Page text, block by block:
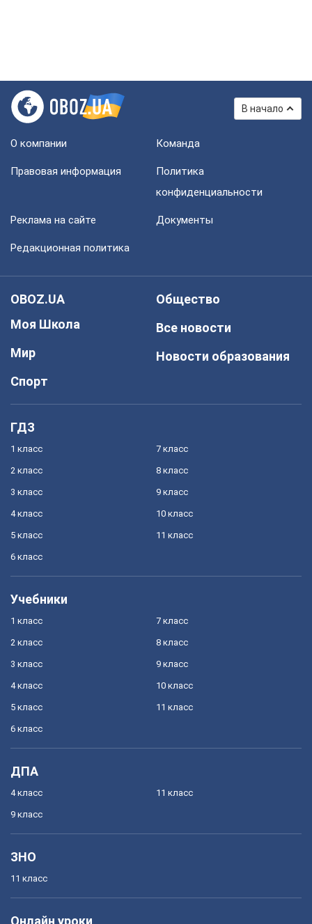
В начало
О компании Команда
Правовая информация
Политика
конфиденциальности
Реклама на сайте Документы
Редакционная политика
OBOZ.UA
Моя Школа
Мир
Спорт
Общество
Все новости
Новости образования
ГДЗ
1 класс
2 класс
3 класс
4 класс
5 класс
6 класс
7 класс
8 класс
9 класс
10 класс
11 класс
Учебники
1 класс
2 класс
3 класс
4 класс
5 класс
6 класс
7 класс
8 класс
9 класс
10 класс
11 класс
ДПА
4 класс
9 класс
11 класс
ЗНО
11 класс
Онлайн уроки